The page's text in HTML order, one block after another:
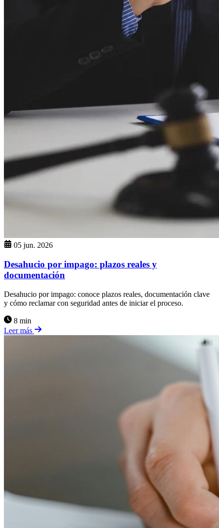
05 jun. 2026
Desahucio por impago: plazos reales y
documentación
Desahucio por impago: conoce plazos reales, documentación clave
y cómo reclamar con seguridad antes de iniciar el proceso.
8 min
Leer más